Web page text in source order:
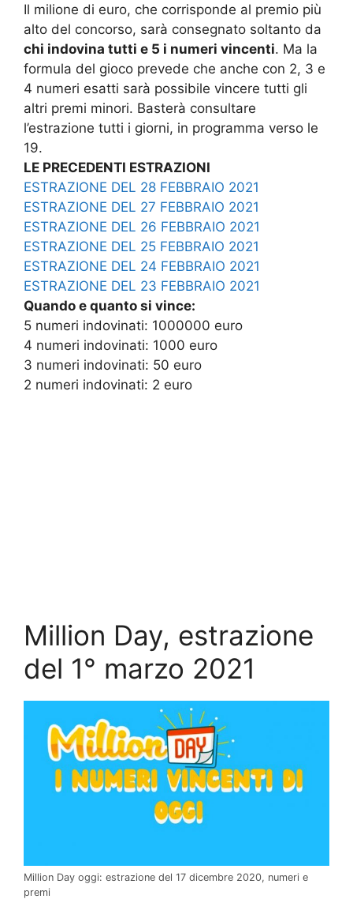
Il milione di euro, che corrisponde al premio più
alto del concorso, sarà consegnato soltanto da
chi indovina tutti e 5 i numeri vincenti. Ma la
formula del gioco prevede che anche con 2, 3 e
4 numeri esatti sarà possibile vincere tutti gli
altri premi minori. Basterà consultare
l’estrazione tutti i giorni, in programma verso le
19.
LE PRECEDENTI ESTRAZIONI
ESTRAZIONE DEL 28 FEBBRAIO 2021
ESTRAZIONE DEL 27 FEBBRAIO 2021
ESTRAZIONE DEL 26 FEBBRAIO 2021
ESTRAZIONE DEL 25 FEBBRAIO 2021
ESTRAZIONE DEL 24 FEBBRAIO 2021
ESTRAZIONE DEL 23 FEBBRAIO 2021
Quando e quanto si vince:
5 numeri indovinati: 1000000 euro
4 numeri indovinati: 1000 euro
3 numeri indovinati: 50 euro
2 numeri indovinati: 2 euro
Million Day, estrazione
del 1° marzo 2021
Million Day oggi: estrazione del 17 dicembre 2020, numeri e
premi